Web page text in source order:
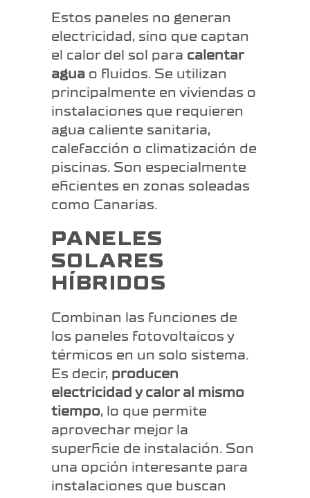
Estos paneles no generan
electricidad, sino que captan
el calor del sol para calentar
agua o fluidos. Se utilizan
principalmente en viviendas o
instalaciones que requieren
agua caliente sanitaria,
calefacción o climatización de
piscinas. Son especialmente
eficientes en zonas soleadas
como Canarias.
PANELES
SOLARES
HÍBRIDOS
Combinan las funciones de
los paneles fotovoltaicos y
térmicos en un solo sistema.
Es decir, producen
electricidad y calor al mismo
tiempo, lo que permite
aprovechar mejor la
superficie de instalación. Son
una opción interesante para
instalaciones que buscan